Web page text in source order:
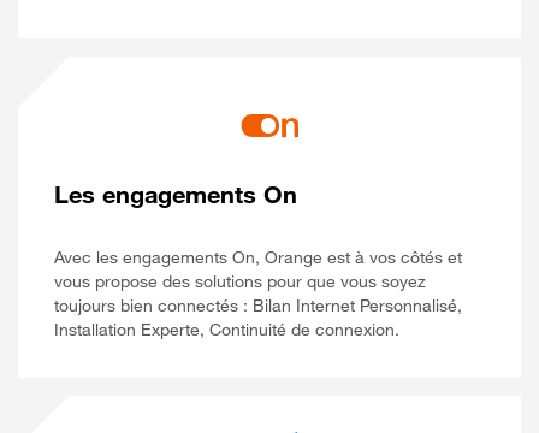
Les engagements On
Avec les engagements On, Orange est à vos côtés et
vous propose des solutions pour que vous soyez
toujours bien connectés : Bilan Internet Personnalisé,
Installation Experte, Continuité de connexion.